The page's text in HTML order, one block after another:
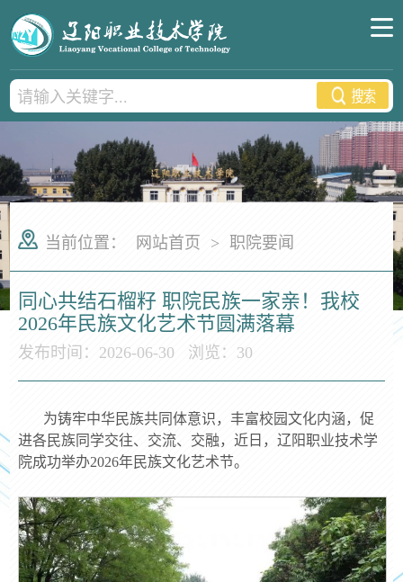
当前位置： 网站首页 > 职院要闻
同心共结石榴籽 职院民族一家亲！我校
2026年民族文化艺术节圆满落幕
发布时间：2026-06-30 浏览： 30
为铸牢中华民族共同体意识，丰富校园文化内涵，促
进各民族同学交往、交流、交融，近日，辽阳职业技术学
院成功举办2026年民族文化艺术节。